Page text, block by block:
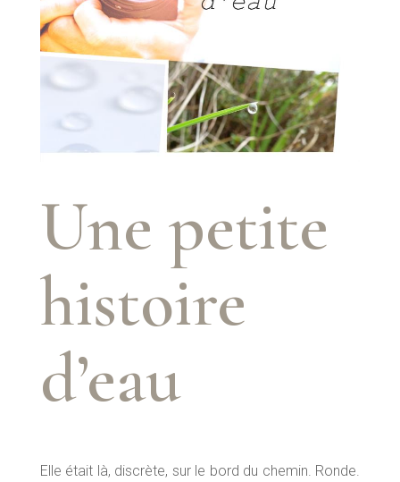
Une petite
histoire
d’eau
Elle était là, discrète, sur le bord du chemin. Ronde.